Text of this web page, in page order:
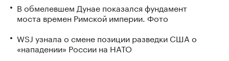
В обмелевшем Дунае показался фундамент
моста времен Римской империи. Фото
WSJ узнала о смене позиции разведки США о
«нападении» России на НАТО